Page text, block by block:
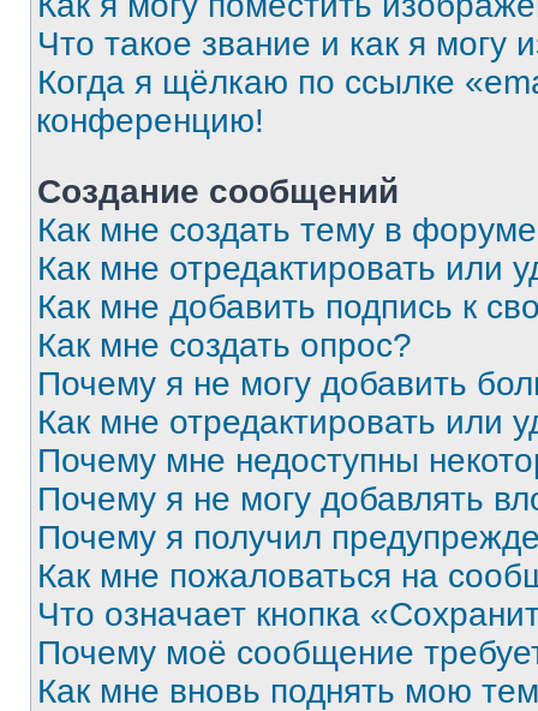
Что такое звание и как я могу
Когда я щёлкаю по ссылке
конференцию!
Создание сообщений
Как мне создать тему в
Как мне отредактировать или
Как мне добавить подпись к
Как мне создать опрос?
Почему я не могу добавить
Как мне отредактировать или
Почему мне недоступны
Почему я не могу добавлять
Почему я получил
Как мне пожаловаться на
Что означает кнопка
Почему моё сообщение
Как мне вновь поднять мою